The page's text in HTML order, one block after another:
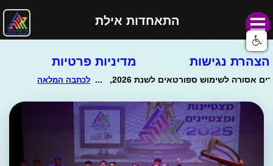
התאחדות אילת
הצהרת נגישות מדיניות פרטיות